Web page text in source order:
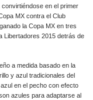
en el primer
MX contra el Club
la Copa MX en tres
Libertadores 2015 detrás de
a medida basado en la
y azul tradicionales del
en el pecho con efecto
azules para adaptarse al